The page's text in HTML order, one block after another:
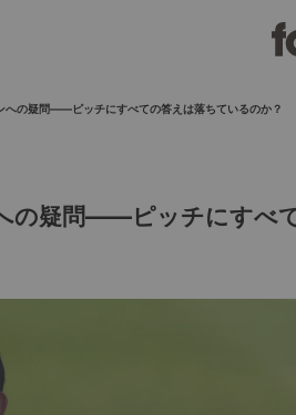
への疑問――ピッチにすべての答えは落ちているのか？
の疑問――ピッチにすべ